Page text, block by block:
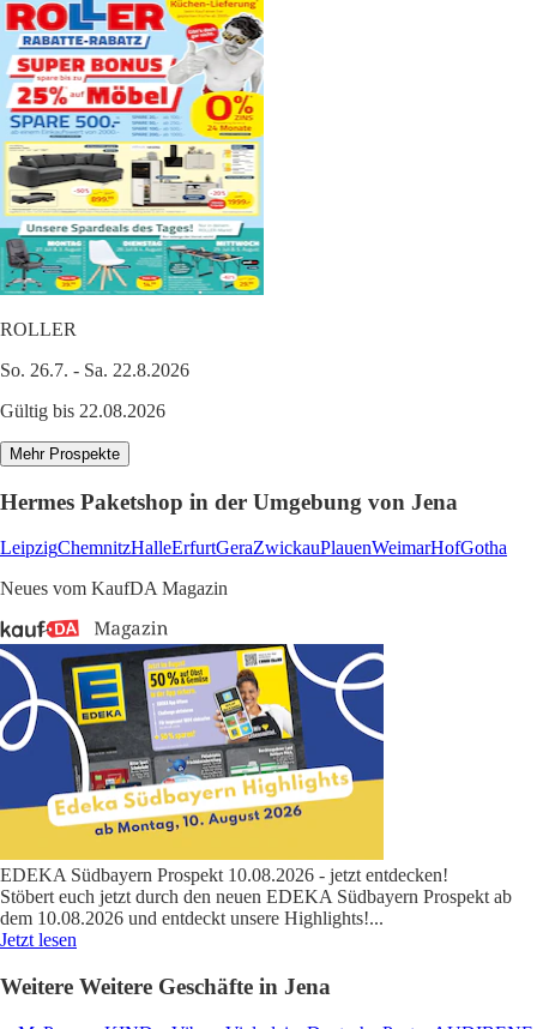
ROLLER
So. 26.7. - Sa. 22.8.2026
Gültig bis 22.08.2026
Mehr Prospekte
Hermes Paketshop in der Umgebung von Jena
LeipzigChemnitzHalleErfurtGeraZwickauPlauenWeimarHofGotha
Neues vom KaufDA Magazin
EDEKA Südbayern Prospekt 10.08.2026 - jetzt entdecken!
Stöbert euch jetzt durch den neuen EDEKA Südbayern Prospekt ab
dem 10.08.2026 und entdeckt unsere Highlights!...
Jetzt lesen
Weitere Weitere Geschäfte in Jena